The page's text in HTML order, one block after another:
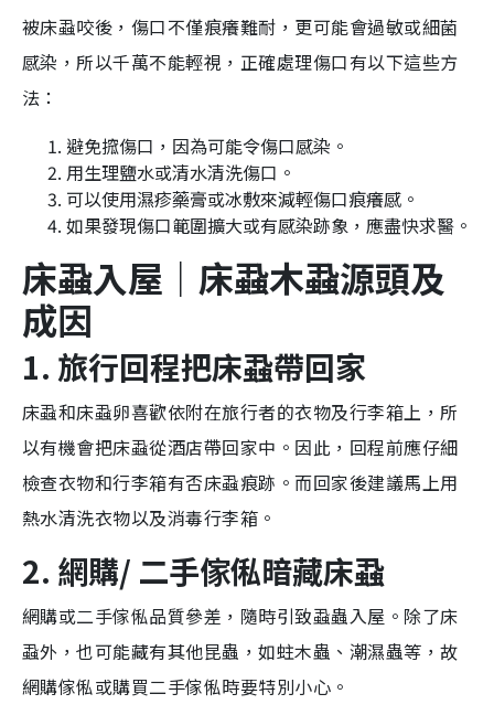
被床蝨咬後，傷口不僅痕癢難耐，更可能會過敏或細菌
感染，所以千萬不能輕視，正確處理傷口有以下這些方
法：
避免搲傷口，因為可能令傷口感染。
用生理鹽水或清水清洗傷口。
可以使用濕疹藥膏或冰敷來減輕傷口痕癢感。
如果發現傷口範圍擴大或有感染跡象，應盡快求醫。
床蝨入屋 ｜ 床蝨木蝨源頭及
成因
1. 旅行回程把床蝨帶回家
床蝨和床蝨卵喜歡依附在旅行者的衣物及行李箱上，所
以有機會把床蝨從酒店帶回家中。因此，回程前應仔細
檢查衣物和行李箱有否床蝨痕跡。而回家後建議馬上用
熱水清洗衣物以及消毒行李箱。
2. 網購/ 二手傢俬暗藏床蝨
網購或二手傢俬品質參差，隨時引致蝨蟲入屋。除了床
蝨外，也可能藏有其他昆蟲，如蛀木蟲、潮濕蟲等，故
網購傢俬或購買二手傢俬時要特別小心。